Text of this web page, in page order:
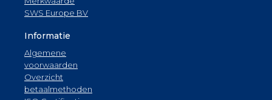
SWS Europe BV
Informatie
Algemene
voorwaarden
Overzicht
betaalmethoden